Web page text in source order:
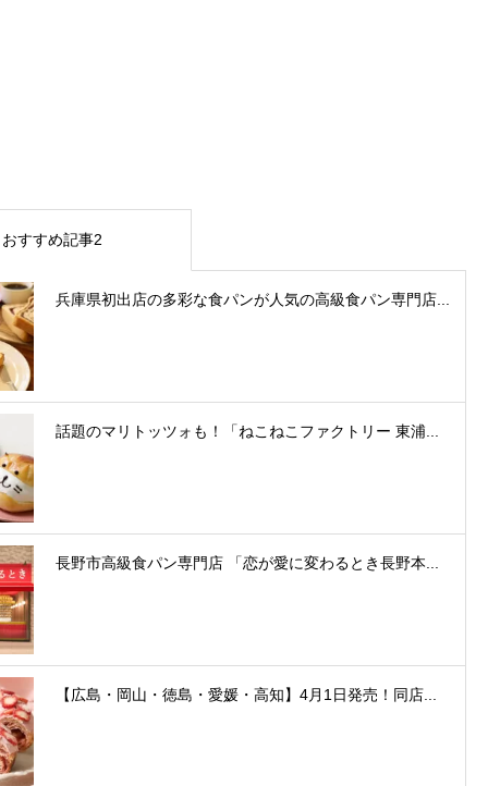
おすすめ記事2
兵庫県初出店の多彩な食パンが人気の高級食パン専門店...
話題のマリトッツォも！「ねこねこファクトリー 東浦...
長野市高級食パン専門店 「恋が愛に変わるとき長野本...
【広島・岡山・徳島・愛媛・高知】4月1日発売！同店...